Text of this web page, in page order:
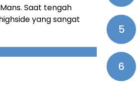
Saat tengah
yang sangat
5
6